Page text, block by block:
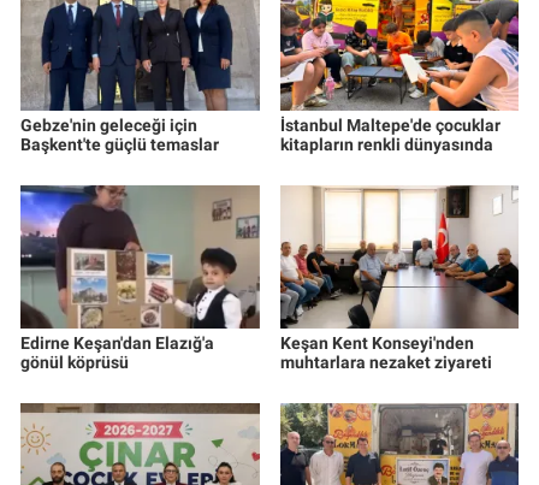
Gebze'nin geleceği için
Başkent'te güçlü temaslar
İstanbul Maltepe'de çocuklar
kitapların renkli dünyasında
Edirne Keşan'dan Elazığ'a
gönül köprüsü
Keşan Kent Konseyi'nden
muhtarlara nezaket ziyareti